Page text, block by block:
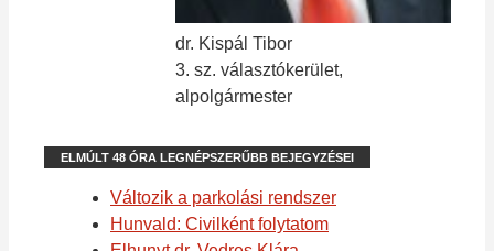
dr. Kispál Tibor
3. sz. választókerület,
alpolgármester
ELMÚLT 48 ÓRA LEGNÉPSZERŰBB BEJEGYZÉSEI
Változik a parkolási rendszer
Hunvald: Civilként folytatom